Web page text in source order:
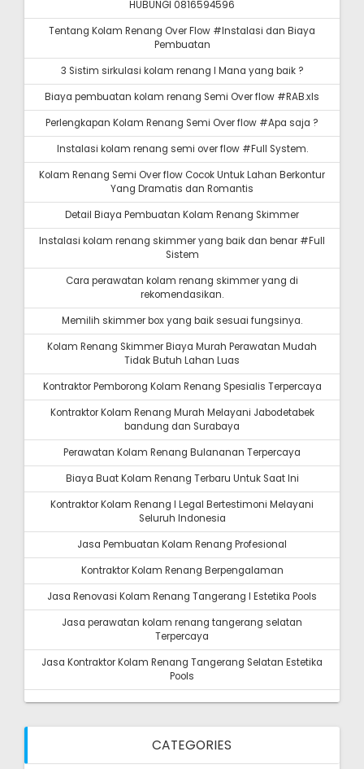
HUBUNGI 0816594596
Tentang Kolam Renang Over Flow #Instalasi dan Biaya
Pembuatan
3 Sistim sirkulasi kolam renang I Mana yang baik ?
Biaya pembuatan kolam renang Semi Over flow #RAB.xls
Perlengkapan Kolam Renang Semi Over flow #Apa saja ?
Instalasi kolam renang semi over flow #Full System.
Kolam Renang Semi Over flow Cocok Untuk Lahan Berkontur
Yang Dramatis dan Romantis
Detail Biaya Pembuatan Kolam Renang Skimmer
Instalasi kolam renang skimmer yang baik dan benar #Full
Sistem
Cara perawatan kolam renang skimmer yang di
rekomendasikan.
Memilih skimmer box yang baik sesuai fungsinya.
Kolam Renang Skimmer Biaya Murah Perawatan Mudah
Tidak Butuh Lahan Luas
Kontraktor Pemborong Kolam Renang Spesialis Terpercaya
Kontraktor Kolam Renang Murah Melayani Jabodetabek
bandung dan Surabaya
Perawatan Kolam Renang Bulananan Terpercaya
Biaya Buat Kolam Renang Terbaru Untuk Saat Ini
Kontraktor Kolam Renang I Legal Bertestimoni Melayani
Seluruh Indonesia
Jasa Pembuatan Kolam Renang Profesional
Kontraktor Kolam Renang Berpengalaman
Jasa Renovasi Kolam Renang Tangerang I Estetika Pools
Jasa perawatan kolam renang tangerang selatan
Terpercaya
Jasa Kontraktor Kolam Renang Tangerang Selatan Estetika
Pools
CATEGORIES